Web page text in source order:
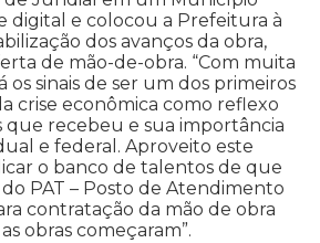
digital e colocou a Prefeitura à
dos avanços da obra,
de mão-de-obra. “Com muita
os sinais de ser um dos primeiros
crise econômica como reflexo
que recebeu e sua importância
e federal. Aproveito este
o banco de talentos de que
PAT – Posto de Atendimento
contratação da mão de obra
obras começaram”.